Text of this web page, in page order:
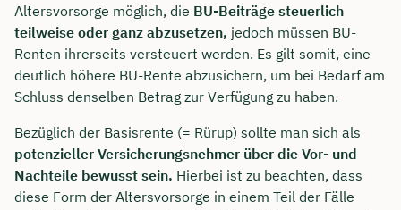
Altersvorsorge möglich, die BU-Beiträge steuerlich
teilweise oder ganz abzusetzen, jedoch müssen BU-
Renten ihrerseits versteuert werden. Es gilt somit, eine
deutlich höhere BU-Rente abzusichern, um bei Bedarf am
Schluss denselben Betrag zur Verfügung zu haben.
Bezüglich der Basisrente (= Rürup) sollte man sich als
potenzieller Versicherungsnehmer über die Vor- und
Nachteile bewusst sein. Hierbei ist zu beachten, dass
diese Form der Altersvorsorge in einem Teil der Fälle